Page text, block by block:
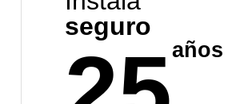
seguro
años